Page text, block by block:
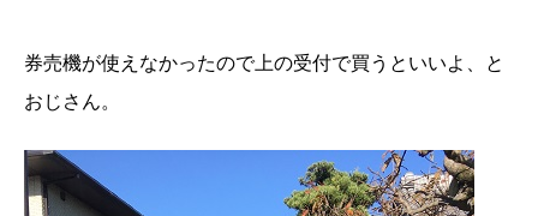
券売機が使えなかったので上の受付で買うといいよ、と
おじさん。